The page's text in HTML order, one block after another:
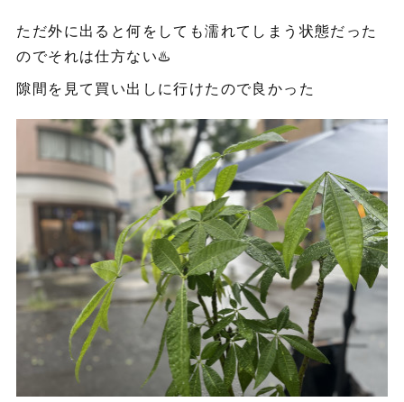
ただ外に出ると何をしても濡れてしまう状態だった
のでそれは仕方ない♨️
隙間を見て買い出しに行けたので良かった